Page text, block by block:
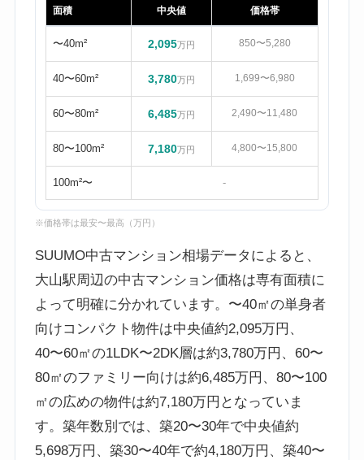
面積 中央値 価格帯
〜40m² 2,095万円 850〜5,280
40〜60m² 3,780万円 1,699〜6,980
60〜80m² 6,485万円 2,490〜11,480
80〜100m² 7,180万円 4,800〜15,800
100m²〜 -
※価格帯は最安〜最高（万円）
SUUMO中古マンション相場データによると、
大山駅周辺の中古マンション価格は専有面積に
よって明確に分かれています。〜40㎡の単身者
向けコンパクト物件は中央値約2,095万円、
40〜60㎡の1LDK〜2DK層は約3,780万円、60〜
80㎡のファミリー向けは約6,485万円、80〜100
㎡の広めの物件は約7,180万円となっていま
す。築年数別では、築20〜30年で中央値約
5,698万円、築30〜40年で約4,180万円、築40〜